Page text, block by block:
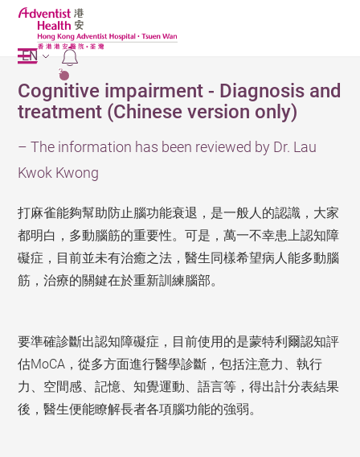
2
EN
Cognitive impairment - Diagnosis and
treatment (Chinese version only)
– The information has been reviewed by Dr. Lau
Kwok Kwong
打麻雀能夠幫助防止腦功能衰退，是一般人的認識，大家
都明白，多動腦筋的重要性。可是，萬一不幸患上認知障
礙症，目前並未有治癒之法，醫生同樣希望病人能多動腦
筋，治療的關鍵在於重新訓練腦部。
要準確診斷出認知障礙症，目前使用的是蒙特利爾認知評
估MoCA，從多方面進行醫學診斷，包括注意力、執行
力、空間感、記憶、知覺運動、語言等，得出計分表結果
後，醫生便能瞭解長者各項腦功能的強弱。